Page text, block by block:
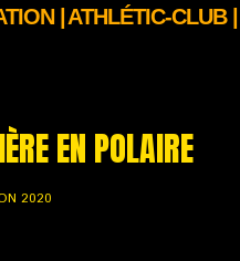
| ATHLÉTIC-CLUB |
EN POLAIRE
2020